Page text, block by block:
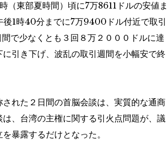
東部夏時間）頃に7万8611ドルの安値ま
1時40分までに7万9400ドル付近で取引
で少なくとも３回８万２０００ドルに達
引き下げ、波乱の取引週間を小幅安で終
れた２日間の首脳会談は、実質的な通商
、台湾の主権に関する引火点問題が、議
暴露するだけとなった。